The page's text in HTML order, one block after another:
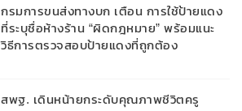
กรมการขนส่งทางบก เตือน การใช้ป้ายแดง
ที่ระบุชื่อห้างร้าน “ผิดกฎหมาย” พร้อมแนะ
วิธีการตรวจสอบป้ายแดงที่ถูกต้อง
สพฐ. เดินหน้ายกระดับคุณภาพชีวิตครู